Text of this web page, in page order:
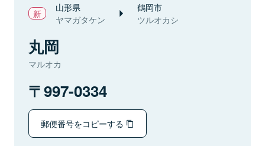
山形県
ヤマガタケン
鶴岡市
ツルオカシ
丸岡
マルオカ
997-0334
郵便番号をコピーする